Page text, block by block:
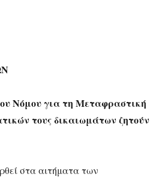
Νόμου για τη Μεταφραστική
τους δικαιωμάτων ζητούν
στα αιτήματα των